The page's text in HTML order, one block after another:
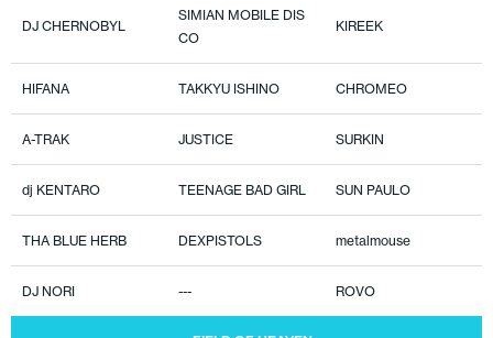
DJ CHERNOBYL
SIMIAN MOBILE DIS
CO
KIREEK
HIFANA TAKKYU ISHINO CHROMEO
A-TRAK JUSTICE SURKIN
dj KENTARO TEENAGE BAD GIRL SUN PAULO
THA BLUE HERB DEXPISTOLS metalmouse
DJ NORI --- ROVO